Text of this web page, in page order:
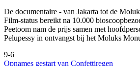
De documentaire - van Jakarta tot de
Film-status bereikt na 10.000
Peetoom nam de prijs samen met
Pelupessy in ontvangst bij het Moluks
9-6
Opnames gestart van Confettiregen